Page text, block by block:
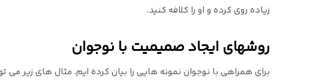
زیاده روی کرده و او را کلافه کنید.
روشهای ایجاد صمیمیت با نوجوان
برای همراهی با نوجوان نمونه هایی را بیان کرده ایم. مثال های زیر می